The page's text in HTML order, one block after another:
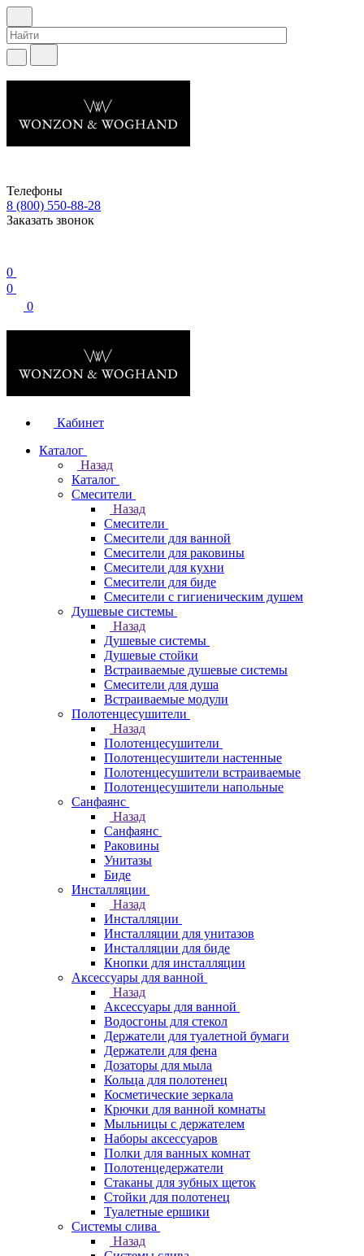
Телефоны
8 (800) 550-88-28
Заказать звонок
0
0
0
Кабинет
Каталог
Назад
Каталог
Смесители
Назад
Смесители
Смесители для ванной
Смесители для раковины
Смесители для кухни
Смесители для биде
Смесители с гигиеническим душем
Душевые системы
Назад
Душевые системы
Душевые стойки
Встраиваемые душевые системы
Смесители для душа
Встраиваемые модули
Полотенцесушители
Назад
Полотенцесушители
Полотенцесушители настенные
Полотенцесушители встраиваемые
Полотенцесушители напольные
Санфаянс
Назад
Санфаянс
Раковины
Унитазы
Биде
Инсталляции
Назад
Инсталляции
Инсталляции для унитазов
Инсталляции для биде
Кнопки для инсталляции
Аксессуары для ванной
Назад
Аксессуары для ванной
Водосгоны для стекол
Держатели для туалетной бумаги
Держатели для фена
Дозаторы для мыла
Кольца для полотенец
Косметические зеркала
Крючки для ванной комнаты
Мыльницы с держателем
Наборы аксессуаров
Полки для ванных комнат
Полотенцедержатели
Стаканы для зубных щеток
Стойки для полотенец
Туалетные ершики
Системы слива
Назад